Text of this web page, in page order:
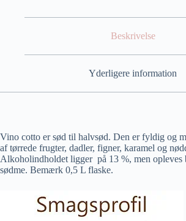
Beskrivelse
Yderligere information
Vino cotto er sød til halvsød. Den er fyldig og
af tørrede frugter, dadler, figner, karamel og
Alkoholindholdet ligger på 13 %, men opleves
sødme. Bemærk 0,5 L flaske.